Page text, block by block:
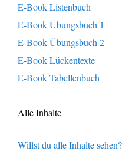
E-Book Listenbuch
E-Book Übungsbuch 1
E-Book Übungsbuch 2
E-Book Lückentexte
E-Book Tabellenbuch
Alle Inhalte
Willst du alle Inhalte sehen?